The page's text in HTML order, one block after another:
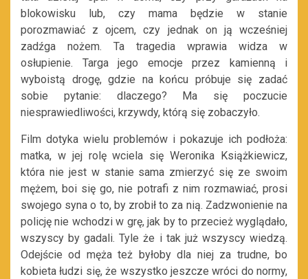
blokowisku lub, czy mama będzie w stanie
porozmawiać z ojcem, czy jednak on ją wcześniej
zadźga nożem. Ta tragedia wprawia widza w
osłupienie. Targa jego emocje przez kamienną i
wyboistą drogę, gdzie na końcu próbuje się zadać
sobie pytanie: dlaczego? Ma się poczucie
niesprawiedliwości, krzywdy, którą się zobaczyło.
Film dotyka wielu problemów i pokazuje ich podłoża:
matka, w jej rolę wciela się Weronika Książkiewicz,
która nie jest w stanie sama zmierzyć się ze swoim
mężem, boi się go, nie potrafi z nim rozmawiać, prosi
swojego syna o to, by zrobił to za nią. Zadzwonienie na
policję nie wchodzi w grę, jak by to przecież wyglądało,
wszyscy by gadali. Tyle że i tak już wszyscy wiedzą.
Odejście od męża też byłoby dla niej za trudne, bo
kobieta łudzi się, że wszystko jeszcze wróci do normy,